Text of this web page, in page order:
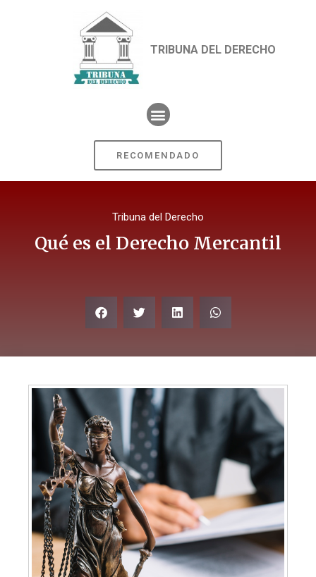
TRIBUNA DEL DERECHO
RECOMENDADO
Tribuna del Derecho
Qué es el Derecho Mercantil